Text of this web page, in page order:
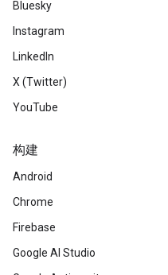
Bluesky
Instagram
LinkedIn
X (Twitter)
YouTube
构建
Android
Chrome
Firebase
Google AI Studio